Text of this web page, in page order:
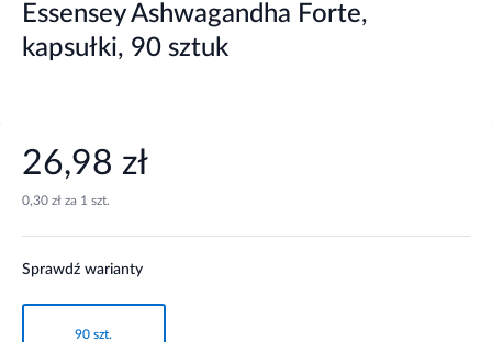
Essensey Ashwagandha Forte,
kapsułki, 90 sztuk
26,98 zł
0,30 zł za 1 szt.
Sprawdź warianty
90 szt.